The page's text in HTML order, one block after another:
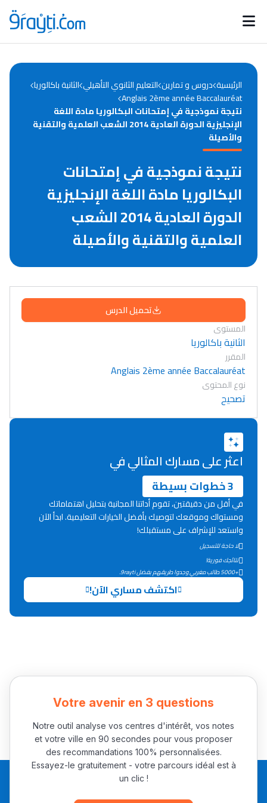
Catégories
d'actualités
Annonces bourses
Lycée Maroc
Collège au Maroc
التعليم الثانوي الإعدادي
Interviews/Vidéos
دليل المهن
الرئيسية دروس و تمارين التعليم الثانوي التأهيلي الثانية باكالوريا
Anglais 2ème année Baccalauréat
نتيجة نموذجية في إمتحانات البكالوريا مادة اللغة
الإنجليزية الدورة العادية 2014 الشعب العلمية والتقنية
والأصيلة
نتيجة نموذجية في إمتحانات
البكالوريا مادة اللغة الإنجليزية
الدورة العادية 2014 الشعب
العلمية والتقنية والأصيلة
تحميل الدرس
المستوى
الثانية باكالوريا
المقرر
Anglais 2ème année Baccalauréat
نوع المحتوى
تصحيح
اعثر على مسارك المثالي في
3 خطوات بسيطة
في أقل من دقيقتين، تقوم أداتنا المجانية بتحليل اهتماماتك
ومستواك وموقعك لتوصيك بأفضل الخيارات التعليمية. ابدأ الآن
واستعد للإشراف على مستقبلك!
لا حاجة للتسجيل
نتائجك فورية!
+5000 طالب مغربي وجدوا طريقهم بفضل 9rayti.
اكتشف مساري الآن!
Votre avenir en 3 questions
Notre outil analyse vos centres d'intérêt, vos notes
et votre ville en 90 secondes pour vous proposer
des recommandations 100% personnalisées.
Essayez-le gratuitement - votre parcours idéal est à
un clic !